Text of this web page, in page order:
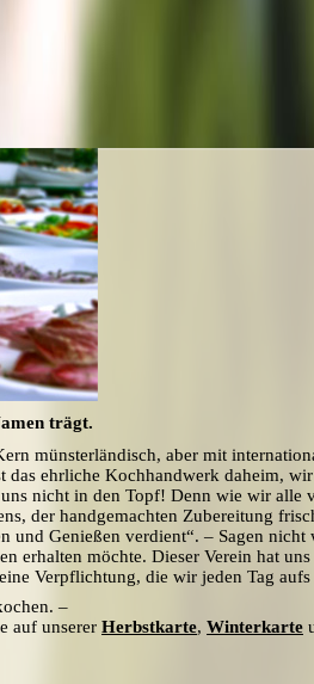
trägt.
münsterländisch, aber mit
ehrliche Kochhandwerk daheim,
nicht in den Topf! Denn wie wir alle
der handgemachten Zubereitung
und Genießen verdient“. – Sagen
erhalten möchte. Dieser Verein hat
Verpflichtung, die wir jeden Tag aufs
–
auf unserer Herbstkarte, Winterkarte